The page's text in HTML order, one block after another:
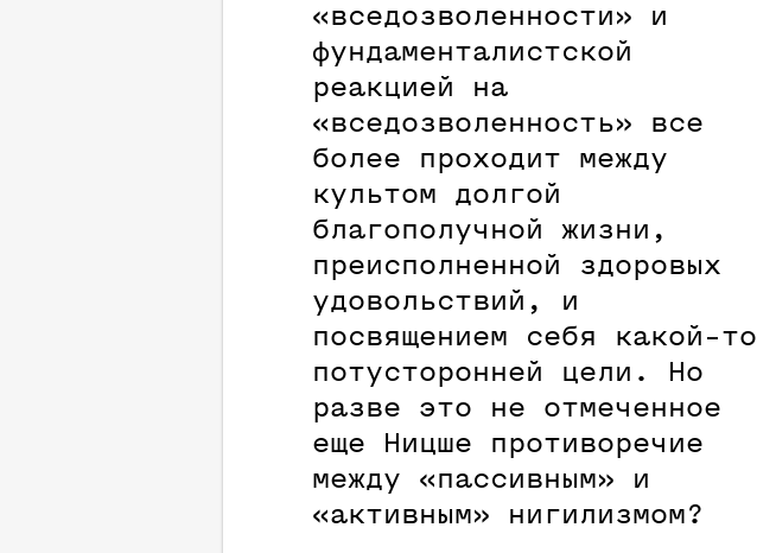
«вседозволенности» и
фундаменталистской
реакцией на
«вседозволенность» все
более проходит между
культом долгой
благополучной жизни,
преисполненной здоровых
удовольствий, и
посвящением себя какой-то
потусторонней цели. Но
разве это не отмеченное
еще Ницше противоречие
между «пассивным» и
«активным» нигилизмом?